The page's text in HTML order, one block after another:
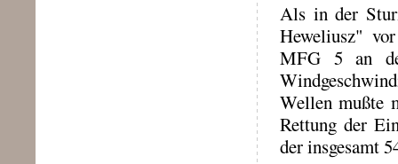
Als in der
Heweliusz"
MFG 5 an
Wellen mußte
Rettung der
der insgesamt